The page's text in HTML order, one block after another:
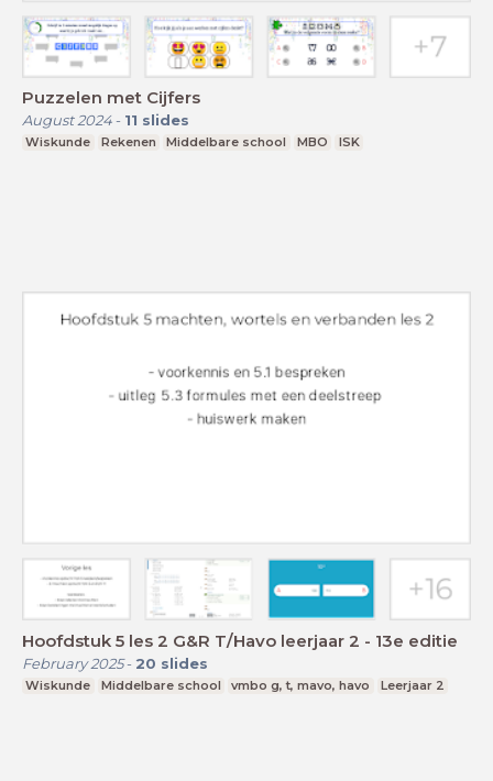
Puzzelen met Cijfers
August 2024- 11 slides
Wiskunde Rekenen Middelbare school MBO ISK
Hoofdstuk 5 les 2 G&R T/Havo leerjaar 2 - 13e editie
February 2025- 20 slides
Wiskunde Middelbare school vmbo g, t, mavo, havo Leerjaar 2